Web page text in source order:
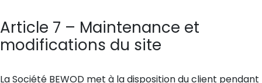
Article 7 – Maintenance et
modifications du site
La Société BEWOD met à la disposition du client pendant